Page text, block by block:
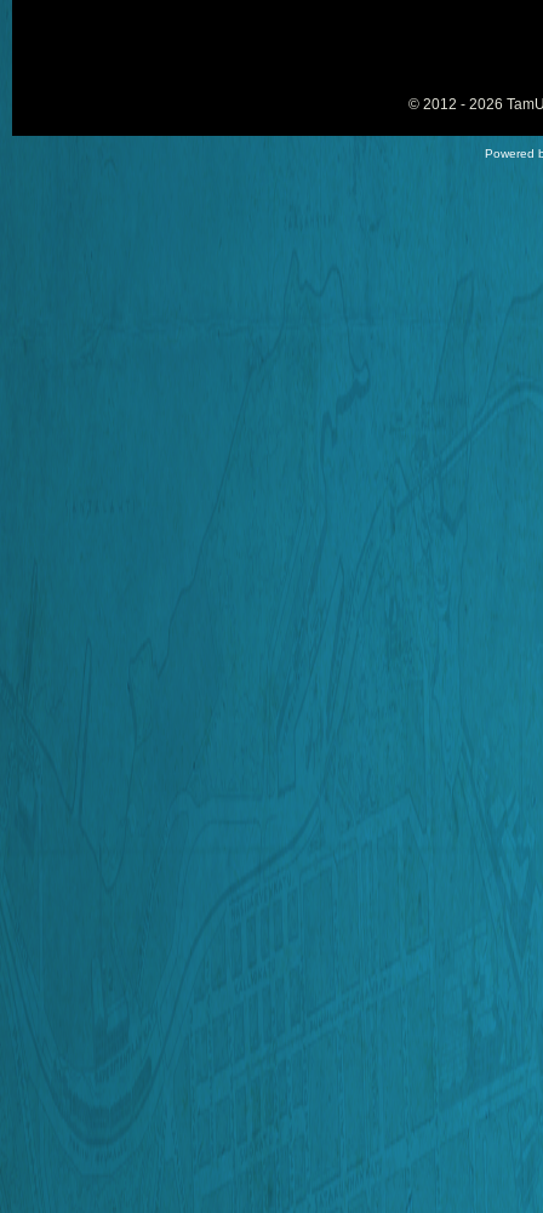
© 2012 - 2026
Powered